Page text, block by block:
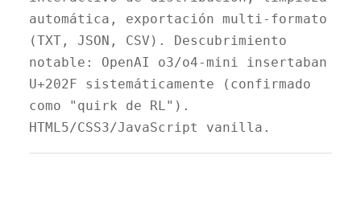
automática, exportación multi-formato
(TXT, JSON, CSV). Descubrimiento
notable: OpenAI o3/o4-mini insertaban
U+202F sistemáticamente (confirmado
como "quirk de RL").
HTML5/CSS3/JavaScript vanilla.